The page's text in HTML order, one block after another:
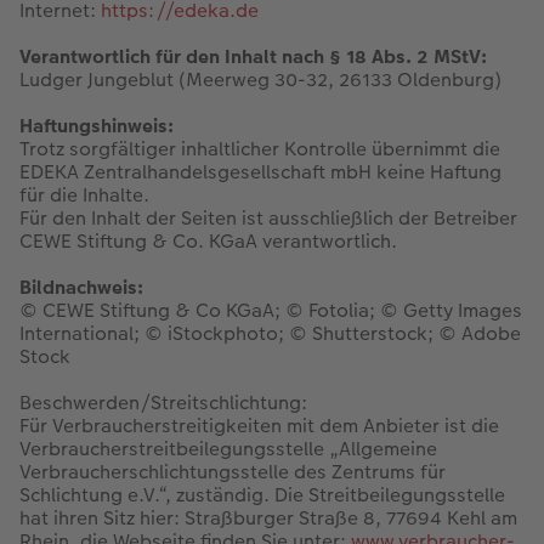
Jahrbuch gestalten
CEWE FOTOBUCH Kids
Panoramaseite
Schuber
Designvorlagen
Foto-Kochbuch
Webinare
CEWE myPhotos
Gestaltungsideen
Nature Prints
Bilderboxen
Premium Poster
Fotosticker
Fotosets
Sofortfotos
CEWE myPhotos
Neuheiten
Extras
Photo Streetmap Poster
Acrylglas
Alu-Dibond
Foto auf Holz
Hartschaum
Gallery Print
Willkommensschild
Wandgestaltung
Mehrteiler
Dankeskarten Kommunion
Dankeskarten
Urlaubsgrüße
Weitere Anlässe
Papierqualitäten
Klappkarten
Postkarten
Karte mit Einsteckfoto
Einzelkarten
Textilien
Schule & Büro
Foto-Geschenkbox
Art Prints
Handyhüllen
Faber-Castell
Geschenkideen
Kundenbeispiele
CEWE Geschenkgutschein
Papierqualitäten
Wandkalender mit Design
NEU: Wandkalender Fineline
Kalender-Kundenbeispiele
Neuheiten
Extras
Max Case
Smartflip
PopGrip
Cardholder
CEWE myPhotos
Neuheiten
nachhaltiger Schenken
Danke sagen
Liebe schenken
Geburtstagsgeschenke
Inspiration
Kundenbeispiele
App
Internet: https://edeka.de
Verantwortlich für den Inhalt nach § 18 Abs. 2 MStV:
Ludger Jungeblut (Meerweg 30-32, 26133 Oldenburg)
Haftungshinweis:
Trotz sorgfältiger inhaltlicher Kontrolle übernimmt die
EDEKA Zentralhandelsgesellschaft mbH keine Haftung
für die Inhalte.
Für den Inhalt der Seiten ist ausschließlich der Betreiber
CEWE Stiftung & Co. KGaA verantwortlich.
Bildnachweis:
© CEWE Stiftung & Co KGaA; © Fotolia; © Getty Images
International; © iStockphoto; © Shutterstock; © Adobe
Stock
Beschwerden/Streitschlichtung:
Für Verbraucherstreitigkeiten mit dem Anbieter ist die
Verbraucherstreitbeilegungsstelle „Allgemeine
Verbraucherschlichtungsstelle des Zentrums für
Schlichtung e.V.“, zuständig. Die Streitbeilegungsstelle
hat ihren Sitz hier: Straßburger Straße 8, 77694 Kehl am